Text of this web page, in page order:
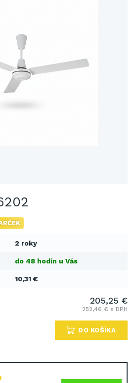
2 roky
do 48 hodín u Vás
10,31 €
205,25 €
252,46 € s DPH
DO KOŠÍKA